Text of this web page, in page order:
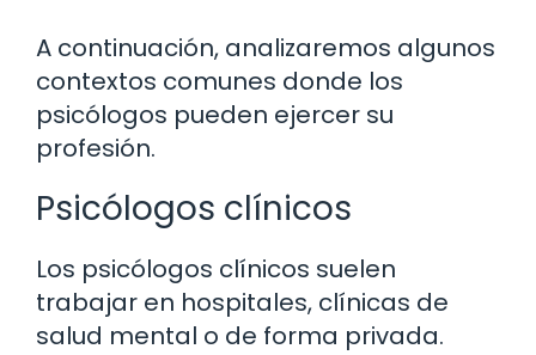
A continuación, analizaremos algunos
contextos comunes donde los
psicólogos pueden ejercer su
profesión.
Psicólogos clínicos
Los psicólogos clínicos suelen
trabajar en hospitales, clínicas de
salud mental o de forma privada.